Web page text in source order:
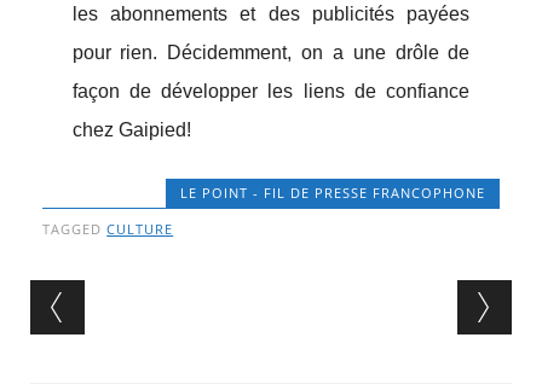
les abonnements et des publicités payées
pour rien. Décidemment, on a une drôle de
façon de développer les liens de confiance
chez Gaipied!
LE POINT - FIL DE PRESSE FRANCOPHONE
TAGGEDCULTURE
Post navigation